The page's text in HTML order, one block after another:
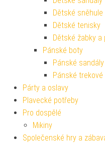
Dětské sněhule
Dětské tenisky
Dětské žabky a
Pánské boty
Pánské sandály
Pánské
Párty a oslavy
Plavecké potřeby
Pro dospělé
Mikiny
Společenské hry a